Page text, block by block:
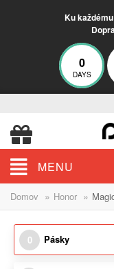
Ku
0
DAYS
MENU
Domov » Honor »
0 Pásky